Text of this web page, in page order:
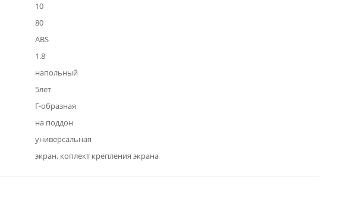
10
80
ABS
1.8
напольный
5лет
Г-образная
на поддон
универсальная
экран, коплект крепления экрана